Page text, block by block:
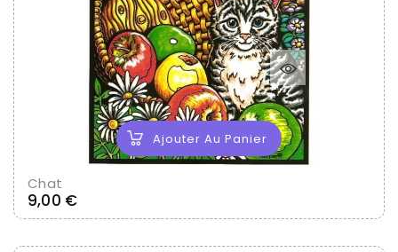
Ajouter Au Panier
Chat
9,00 €Prix